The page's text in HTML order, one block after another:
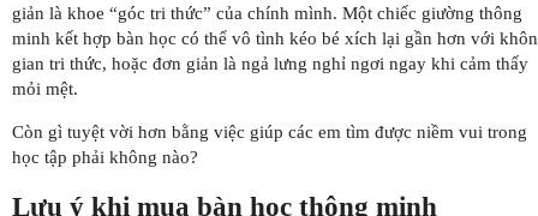
giản là khoe “góc tri thức” của chính mình. Một chiếc giường thông
minh kết hợp bàn học có thể vô tình kéo bé xích lại gần hơn với
gian tri thức, hoặc đơn giản là ngả lưng nghỉ ngơi ngay khi cảm thấy
mỏi mệt.
Còn gì tuyệt vời hơn bằng việc giúp các em tìm được niềm vui trong
học tập phải không nào?
Lưu ý khi mua bàn học thông minh